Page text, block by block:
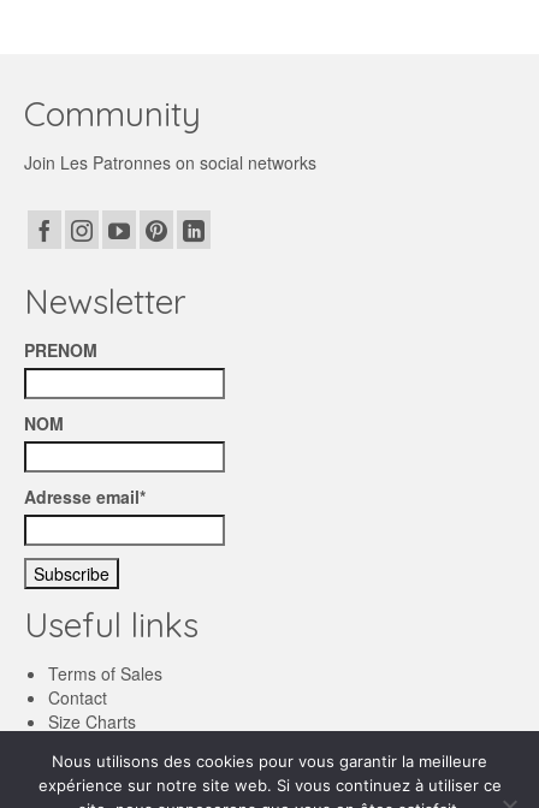
Community
Join Les Patronnes on social networks
Newsletter
PRENOM
NOM
Adresse email*
Useful links
Terms of Sales
Contact
Size Charts
Nous utilisons des cookies pour vous garantir la meilleure
expérience sur notre site web. Si vous continuez à utiliser ce